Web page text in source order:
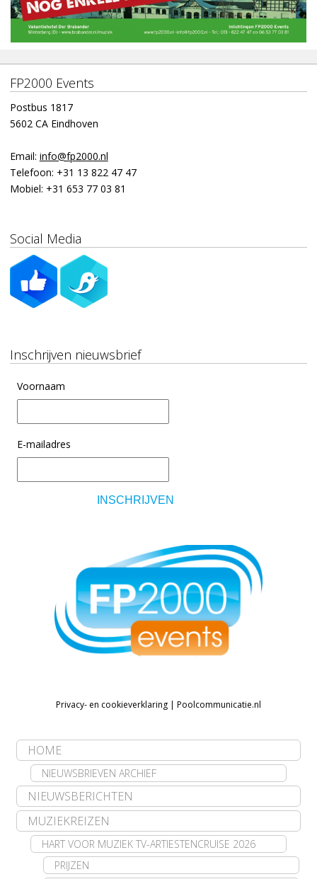
FP2000 Events
Postbus 1817
5602 CA Eindhoven
Email: info@fp2000.nl
Telefoon: +31 13 822 47 47
Mobiel: +31 653 77 03 81
Social Media
Inschrijven nieuwsbrief
Voornaam
E-mailadres
Privacy- en cookieverklaring | Poolcommunicatie.nl
HOME
NIEUWSBRIEVEN ARCHIEF
NIEUWSBERICHTEN
MUZIEKREIZEN
HART VOOR MUZIEK TV-ARTIESTENCRUISE 2026
PRIJZEN